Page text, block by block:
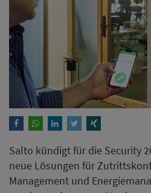
Salto kündigt für die Security
neue Lösungen für
Management und
werden zudem neue
Gantner.
Weiterlesen
Braucht ein
Zeitalter noch